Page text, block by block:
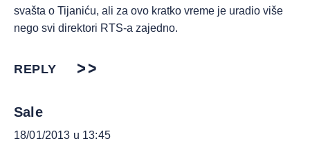
svašta o Tijaniću, ali za ovo kratko vreme je uradio više
nego svi direktori RTS-a zajedno.
REPLY
Sale
18/01/2013 u 13:45